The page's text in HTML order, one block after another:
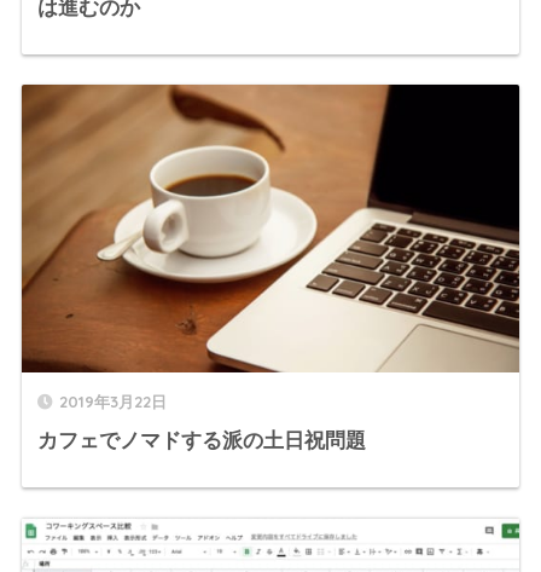
は進むのか
2019年3月22日
カフェでノマドする派の土日祝問題